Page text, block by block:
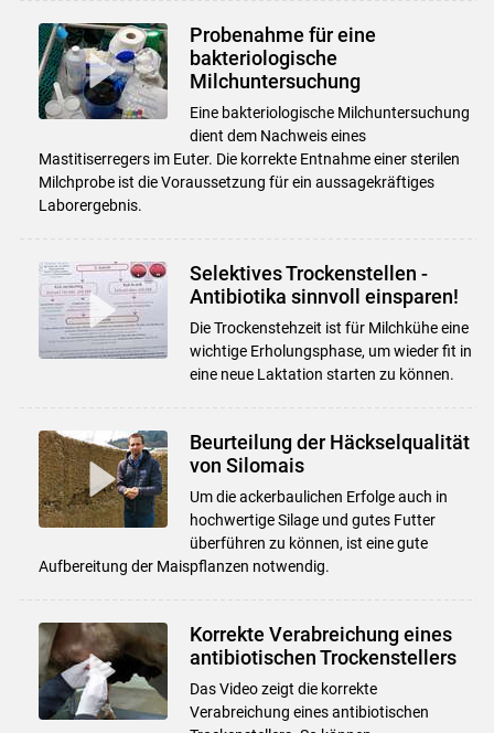
Probenahme für eine
bakteriologische
Milchuntersuchung
Eine bakteriologische Milchuntersuchung
dient dem Nachweis eines
Mastitiserregers im Euter. Die korrekte Entnahme einer sterilen
Milchprobe ist die Voraussetzung für ein aussagekräftiges
Laborergebnis.
Selektives Trockenstellen -
Antibiotika sinnvoll einsparen!
Die Trockenstehzeit ist für Milchkühe eine
wichtige Erholungsphase, um wieder fit in
eine neue Laktation starten zu können.
Beurteilung der Häckselqualität
von Silomais
Um die ackerbaulichen Erfolge auch in
hochwertige Silage und gutes Futter
überführen zu können, ist eine gute
Aufbereitung der Maispflanzen notwendig.
Korrekte Verabreichung eines
antibiotischen Trockenstellers
Das Video zeigt die korrekte
Verabreichung eines antibiotischen